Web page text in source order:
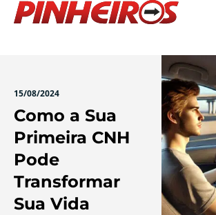
15/08/2024
Como a Sua
Primeira CNH
Pode
Transformar
Sua Vida